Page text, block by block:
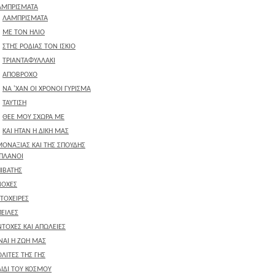
ΛΑΜΠΡΙΣΜΑΤΑ
ΜΕ ΤΟΝ ΗΛΙΟ
ΣΤΗΣ ΡΟΔΙΑΣ ΤΟΝ ΙΣΚΙΟ
ΤΡΙΑΝΤΑΦΥΛΛΑΚΙ
ΑΠΟΒΡΟΧΟ
ΝΑ 'ΧΑΝ ΟΙ ΧΡΟΝΟΙ ΓΥΡΙΣΜΑ
ΤΑΥΤΙΣΗ
ΘΕΕ ΜΟΥ ΣΧΩΡΑ ΜΕ
ΚΑΙ ΗΤΑΝ Η ΔΙΚΗ ΜΑΣ
ΚΑΙ ΤΗΣ ΣΠΟΥΔΗΣ
ΚΑΙ ΑΠΩΛΕΙΕΣ
Η ΖΩΗ ΜΑΣ
ΤΗΣ ΓΗΣ
ΤΟΥ ΚΟΣΜΟΥ